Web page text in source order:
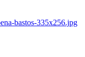
bastos-335x256.jpg